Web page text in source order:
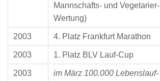
Mannschafts- und Vegetarier-
Wertung)
2003 4. Platz Frankfurt Marathon
2003 1. Platz BLV Lauf-Cup
2003
im März 100.000 Lebenslauf-